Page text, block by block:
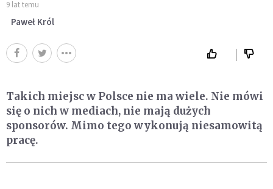
9 lat temu
Paweł Król
Takich miejsc w Polsce nie ma wiele. Nie mówi
się o nich w mediach, nie mają dużych
sponsorów. Mimo tego wykonują niesamowitą
pracę.